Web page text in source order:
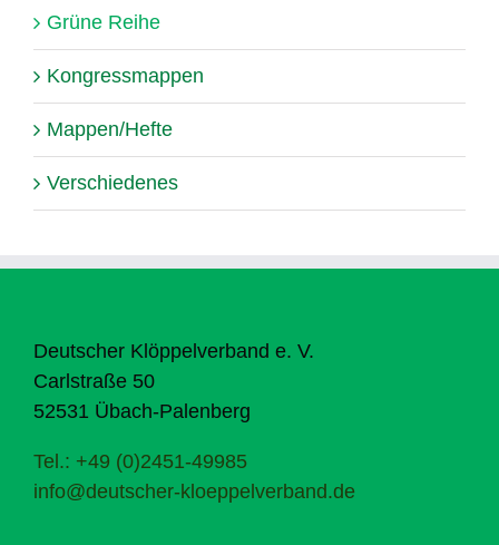
Grüne Reihe
Kongressmappen
Mappen/Hefte
Verschiedenes
Deutscher Klöppelverband e. V.
Carlstraße 50
52531 Übach-Palenberg
Tel.: +49 (0)2451-49985
info@deutscher-kloeppelverband.de